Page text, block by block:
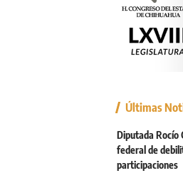
Últimas
Diputada Rocío
federal de
participaciones